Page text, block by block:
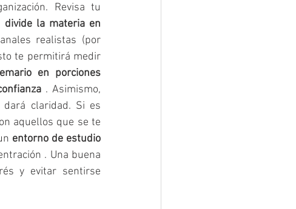
Revisa tu
divide la materia en
realistas (por
te permitirá medir
en porciones
​ . Asimismo,
claridad. Si es
aquellos que se te
entorno de estudio
. Una buena
y evitar sentirse